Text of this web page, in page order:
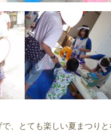
、とても楽しい夏まつりと